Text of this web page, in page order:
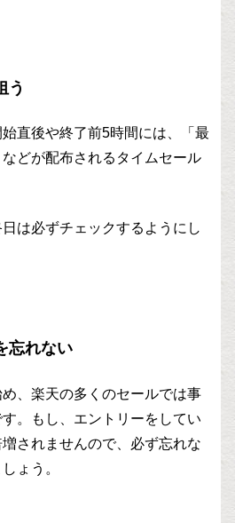
う
直後や終了前5時間には、「最
どが配布されるタイムセール
は必ずチェックするようにし
忘れない
、楽天の多くのセールでは事
。もし、エントリーをしてい
されませんので、必ず忘れな
ょう。